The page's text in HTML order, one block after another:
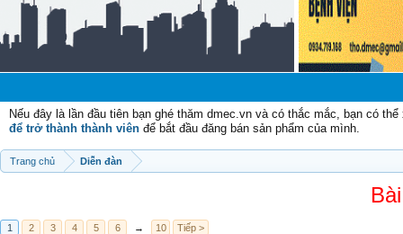
Nếu đây là lần đầu tiên bạn ghé thăm dmec.vn và có thắc mắc, bạn có
để trở thành thành viên để bắt đầu đăng bán sản phẩm của mình.
Trang chủ Diễn đàn
1 2 3 4 5 6 → 10 Tiếp >